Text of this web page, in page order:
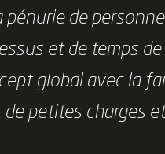
pénurie de
et de temps
global avec la
petites charges